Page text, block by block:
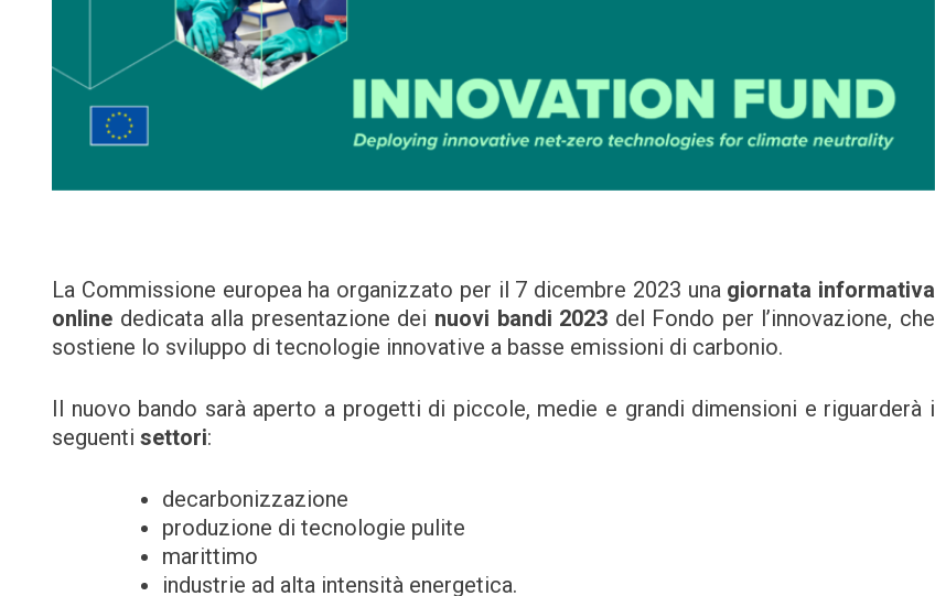
La Commissione europea ha organizzato per il 7 dicembre 2023 una giornata informativa
online dedicata alla presentazione dei nuovi bandi 2023 del Fondo per l’innovazione, che
sostiene lo sviluppo di tecnologie innovative a basse emissioni di carbonio.
Il nuovo bando sarà aperto a progetti di piccole, medie e grandi dimensioni e riguarderà i
seguenti settori:
decarbonizzazione
produzione di tecnologie pulite
marittimo
industrie ad alta intensità energetica.